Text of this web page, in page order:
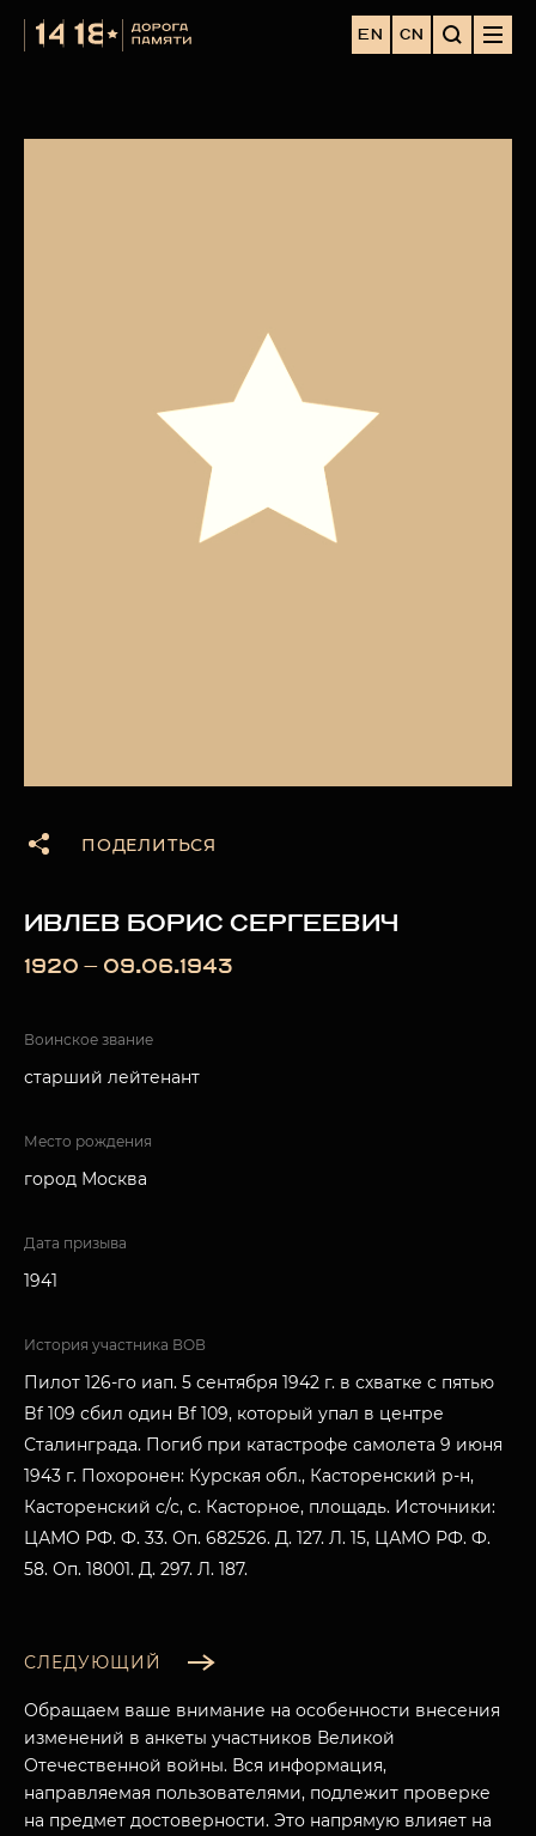
EN CN
ПОДЕЛИТЬСЯ
ИВЛЕВ БОРИС СЕРГЕЕВИЧ
1920 — 09.06.1943
Воинское звание
старший лейтенант
Место рождения
город Москва
Дата призыва
1941
История участника ВОВ
Пилот 126-го иап. 5 сентября 1942 г. в схватке с пятью
Bf 109 сбил один Bf 109, который упал в центре
Сталинграда. Погиб при катастрофе самолета 9 июня
1943 г. Похоронен: Курская обл., Касторенский р-н,
Касторенский с/с, с. Касторное, площадь. Источники:
ЦАМО РФ. Ф. 33. Оп. 682526. Д. 127. Л. 15, ЦАМО РФ. Ф.
58. Оп. 18001. Д. 297. Л. 187.
СЛЕДУЮЩИЙ
Обращаем ваше внимание на особенности внесения
изменений в анкеты участников Великой
Отечественной войны. Вся информация,
направляемая пользователями, подлежит проверке
на предмет достоверности. Это напрямую влияет на